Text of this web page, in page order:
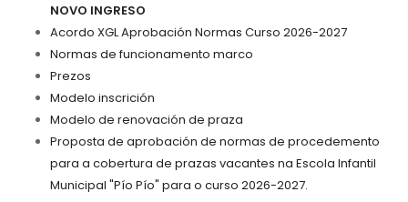
NOVO INGRESO
Acordo XGL Aprobación Normas Curso 2026-2027
Normas de funcionamento marco
Prezos
Modelo inscrición
Modelo de renovación de praza
Proposta de aprobación de normas de procedemento
para a cobertura de prazas vacantes na Escola Infantil
Municipal "Pío Pío" para o curso 2026-2027.